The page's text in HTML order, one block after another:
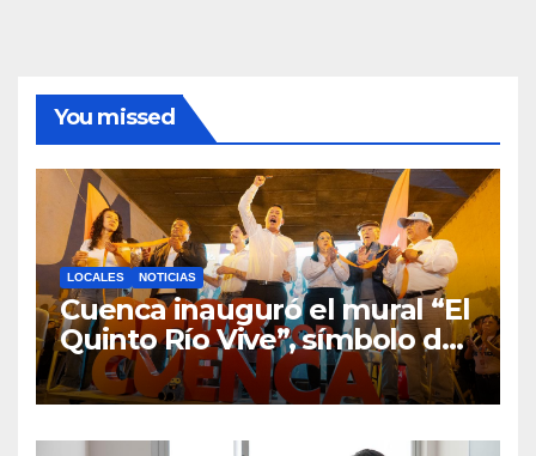
You missed
LOCALES NOTICIAS
Cuenca inauguró el mural “El
Quinto Río Vive”, símbolo de
la defensa ciudadana del
agua